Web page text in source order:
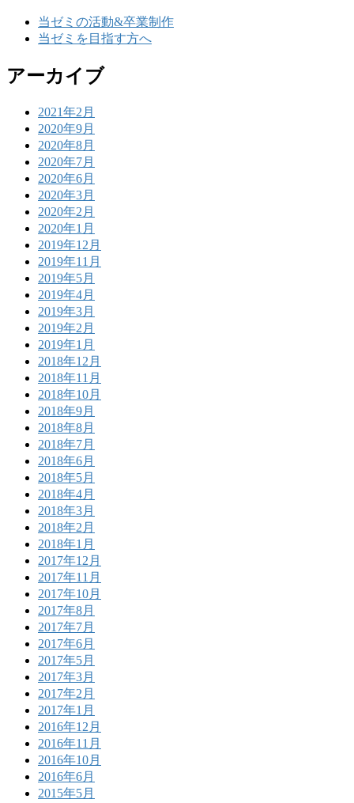
当ゼミの活動&卒業制作
当ゼミを目指す方へ
アーカイブ
2021年2月
2020年9月
2020年8月
2020年7月
2020年6月
2020年3月
2020年2月
2020年1月
2019年12月
2019年11月
2019年5月
2019年4月
2019年3月
2019年2月
2019年1月
2018年12月
2018年11月
2018年10月
2018年9月
2018年8月
2018年7月
2018年6月
2018年5月
2018年4月
2018年3月
2018年2月
2018年1月
2017年12月
2017年11月
2017年10月
2017年8月
2017年7月
2017年6月
2017年5月
2017年3月
2017年2月
2017年1月
2016年12月
2016年11月
2016年10月
2016年6月
2015年5月